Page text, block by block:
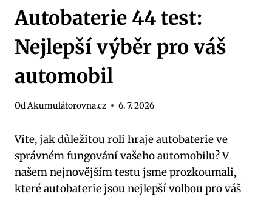
Autobaterie 44 test:
Nejlepší výběr pro váš
automobil
OdAkumulátorovna.cz 6. 7. 2026
Víte, jak důležitou roli hraje autobaterie ve
správném fungování vašeho automobilu? V‍
našem ​nejnovějším testu jsme ‍prozkoumali,
které autobaterie jsou nejlepší volbou pro​ váš